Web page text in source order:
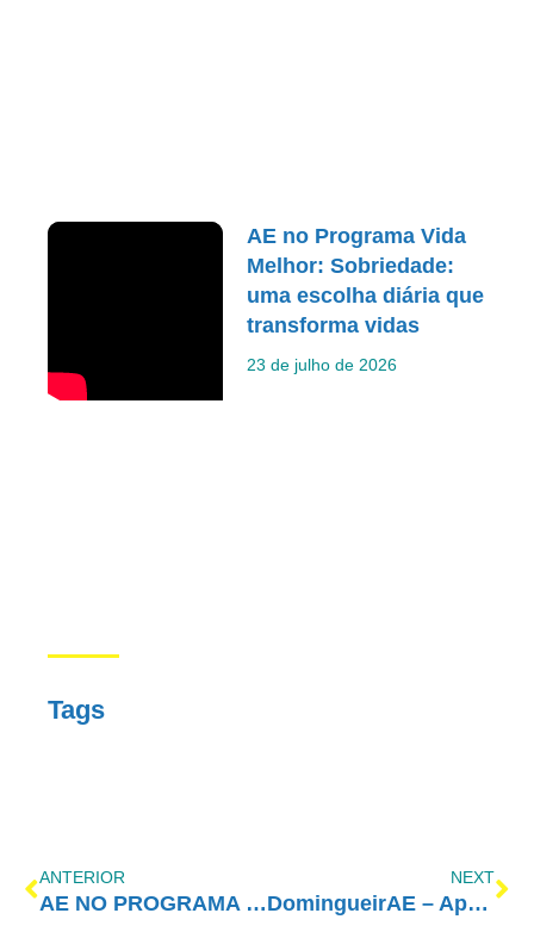
AE no Programa Vida
Melhor: Sobriedade:
uma escolha diária que
transforma vidas
23 de julho de 2026
Tags
ANTERIOR
AE NO PROGRAMA VIDA MELHOR – REDEVIDA – 04/04/2022
NEXT
DomingueirAE – Aprendi no Amor-Exigente que nada muda se eu não mudar